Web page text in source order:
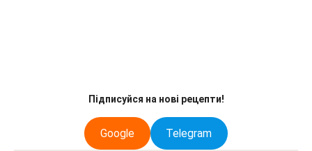
Підписуйся на нові рецепти!
Google Telegram